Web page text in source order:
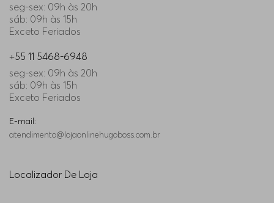
seg-sex: 09h às 20h
sáb: 09h às 15h
Exceto Feriados
+55 11 5468-6948
seg-sex: 09h às 20h
sáb: 09h às 15h
Exceto Feriados
E-mail:
atendimento@lojaonlinehugoboss.com.br
Localizador De Loja